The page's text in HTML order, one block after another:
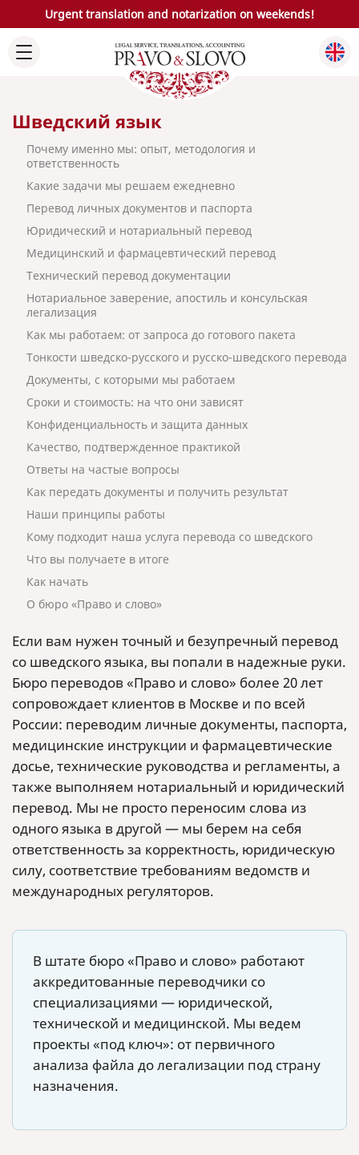
Urgent translation and notarization on weekends!
Шведский язык
Почему именно мы: опыт, методология и
ответственность
Какие задачи мы решаем ежедневно
Перевод личных документов и паспорта
Юридический и нотариальный перевод
Медицинский и фармацевтический перевод
Технический перевод документации
Нотариальное заверение, апостиль и консульская
легализация
Как мы работаем: от запроса до готового пакета
Тонкости шведско-русского и русско-шведского перевода
Документы, с которыми мы работаем
Сроки и стоимость: на что они зависят
Конфиденциальность и защита данных
Качество, подтвержденное практикой
Ответы на частые вопросы
Как передать документы и получить результат
Наши принципы работы
Кому подходит наша услуга перевода со шведского
Что вы получаете в итоге
Как начать
О бюро «Право и слово»
Если вам нужен точный и безупречный перевод
со шведского языка, вы попали в надежные руки.
Бюро переводов «Право и слово» более 20 лет
сопровождает клиентов в Москве и по всей
России: переводим личные документы, паспорта,
медицинские инструкции и фармацевтические
досье, технические руководства и регламенты, а
также выполняем нотариальный и юридический
перевод. Мы не просто переносим слова из
одного языка в другой — мы берем на себя
ответственность за корректность, юридическую
силу, соответствие требованиям ведомств и
международных регуляторов.
В штате бюро «Право и слово» работают
аккредитованные переводчики со
специализациями — юридической,
технической и медицинской. Мы ведем
проекты «под ключ»: от первичного
анализа файла до легализации под страну
назначения.